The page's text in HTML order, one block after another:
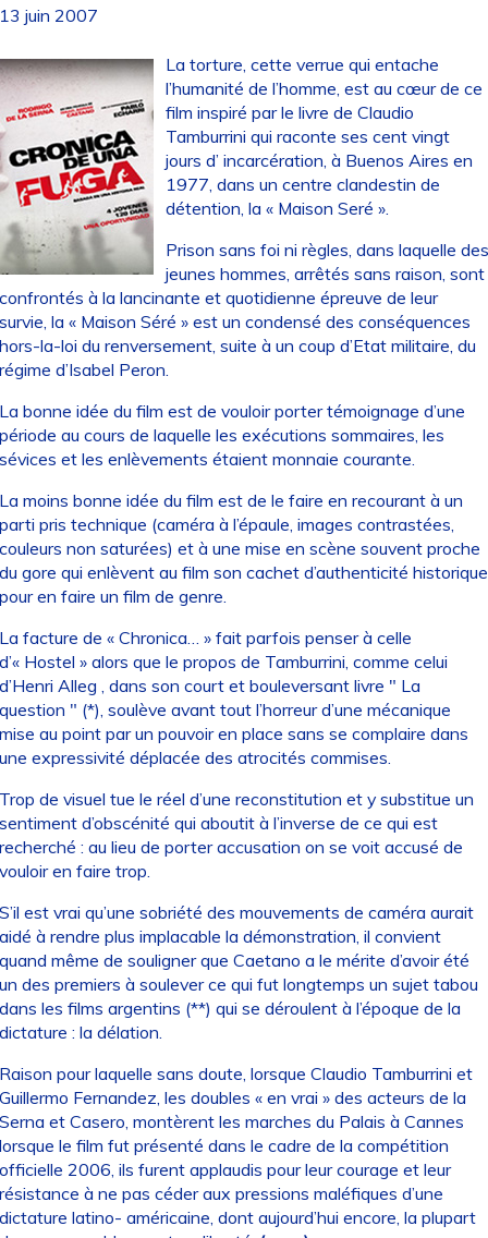
juin 2007
La torture, cette verrue qui entache
l’humanité de l’homme, est au cœur de ce
film inspiré par le livre de Claudio
Tamburrini qui raconte ses cent vingt
jours d’ incarcération, à Buenos Aires en
1977, dans un centre clandestin de
détention, la « Maison Seré ».
Prison sans foi ni règles, dans laquelle
jeunes hommes, arrêtés sans raison, sont
à la lancinante et quotidienne épreuve de leur
la « Maison Séré » est un condensé des conséquences
la-loi du renversement, suite à un coup d’Etat militaire, du
d’Isabel Peron.
bonne idée du film est de vouloir porter témoignage d’une
au cours de laquelle les exécutions sommaires, les
et les enlèvements étaient monnaie courante.
moins bonne idée du film est de le faire en recourant à un
pris technique (caméra à l’épaule, images contrastées,
non saturées) et à une mise en scène souvent proche
gore qui enlèvent au film son cachet d’authenticité historique
en faire un film de genre.
facture de « Chronica… » fait parfois penser à celle
Hostel » alors que le propos de Tamburrini, comme celui
Alleg , dans son court et bouleversant livre " La
" (*), soulève avant tout l’horreur d’une mécanique
au point par un pouvoir en place sans se complaire dans
expressivité déplacée des atrocités commises.
de visuel tue le réel d’une reconstitution et y substitue un
d’obscénité qui aboutit à l’inverse de ce qui est
: au lieu de porter accusation on se voit accusé de
en faire trop.
est vrai qu’une sobriété des mouvements de caméra aurait
à rendre plus implacable la démonstration, il convient
même de souligner que Caetano a le mérite d’avoir été
des premiers à soulever ce qui fut longtemps un sujet tabou
les films argentins (**) qui se déroulent à l’époque de la
: la délation.
pour laquelle sans doute, lorsque Claudio Tamburrini et
Fernandez, les doubles « en vrai » des acteurs de la
et Casero, montèrent les marches du Palais à Cannes
le film fut présenté dans le cadre de la compétition
2006, ils furent applaudis pour leur courage et leur
à ne pas céder aux pressions maléfiques d’une
latino- américaine, dont aujourd’hui encore, la plupart